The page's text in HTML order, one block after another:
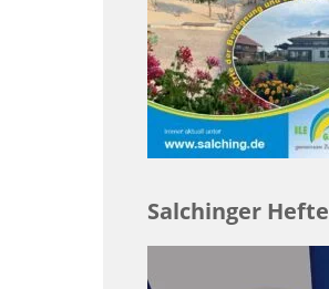
Salchinger Hefte